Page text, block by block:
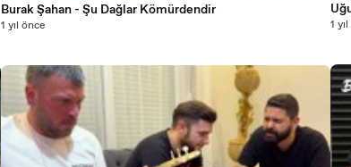
Burak Şahan - Şu Dağlar Kömürdendir
1 yıl önce 1